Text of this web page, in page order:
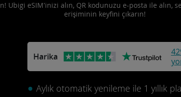
Ubigi eSIM'inizi alın, QR kodunuzu e-posta ile
erişiminin keyfini çıkarın!
Harika
Aylık otomatik yenileme ile 1 yıllık